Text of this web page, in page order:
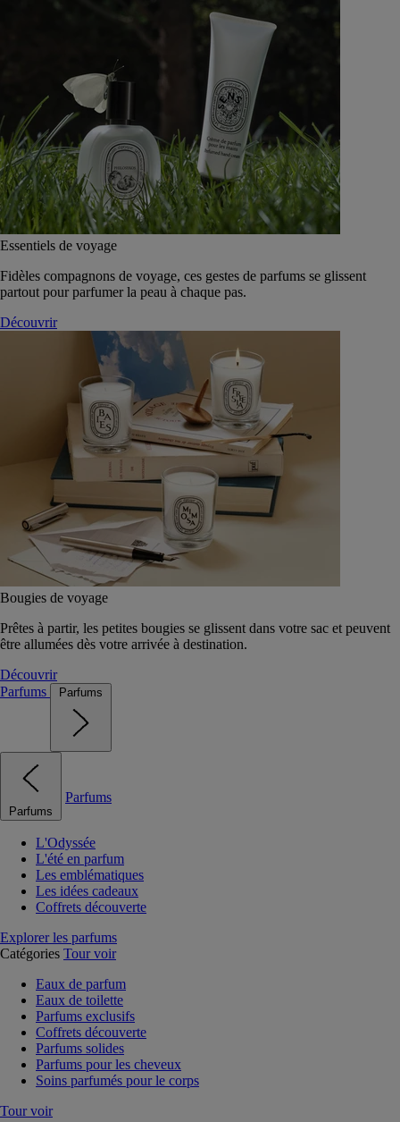
Essentiels de voyage
Fidèles compagnons de voyage, ces gestes de parfums se glissent
partout pour parfumer la peau à chaque pas.
Découvrir
Bougies de voyage
Prêtes à partir, les petites bougies se glissent dans votre sac et peuvent
être allumées dès votre arrivée à destination.
Découvrir
Parfums
Parfums
Parfums
Parfums
L'Odyssée
L'été en parfum
Les emblématiques
Les idées cadeaux
Coffrets découverte
Explorer les parfums
Catégories Tour voir
Eaux de parfum
Eaux de toilette
Parfums exclusifs
Coffrets découverte
Parfums solides
Parfums pour les cheveux
Soins parfumés pour le corps
Tour voir